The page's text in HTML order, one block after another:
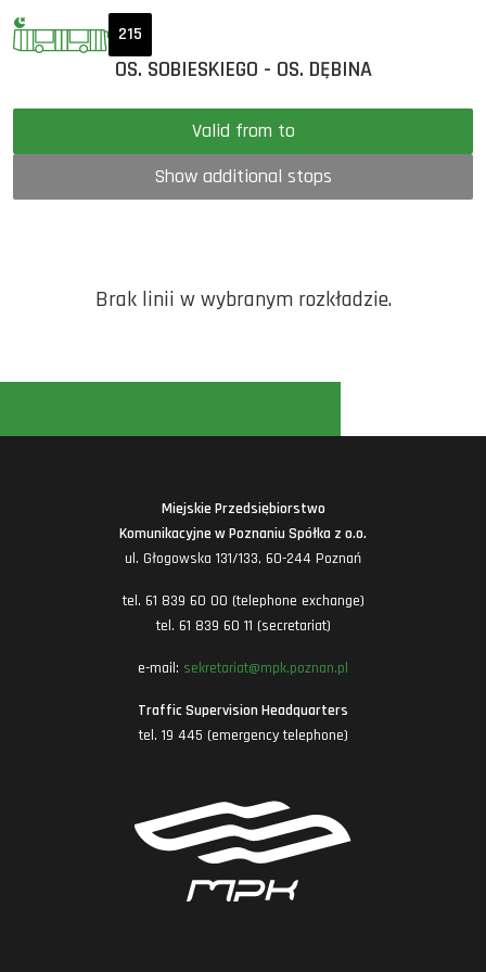
215
OS. SOBIESKIEGO - OS. DĘBINA
Valid from to
Show additional stops
Brak linii w wybranym rozkładzie.
Miejskie Przedsiębiorstwo
Komunikacyjne w Poznaniu Spółka z o.o.
ul. Głogowska 131/133, 60-244 Poznań
tel. 61 839 60 00 (telephone exchange)
tel. 61 839 60 11 (secretariat)
e-mail: sekretariat@mpk.poznan.pl
Traffic Supervision Headquarters
tel. 19 445 (emergency telephone)